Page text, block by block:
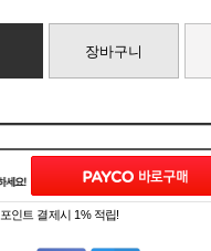
장바구니
포인트 결제시 1% 적립!